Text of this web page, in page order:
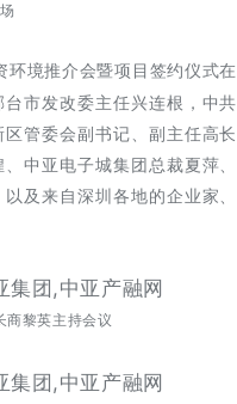
环境推介会暨项目签约仪式在
市发改委主任兴连根，中共
管委会副书记、副主任高长
中亚电子城集团总裁夏萍、
及来自深圳各地的企业家、
商黎英主持会议